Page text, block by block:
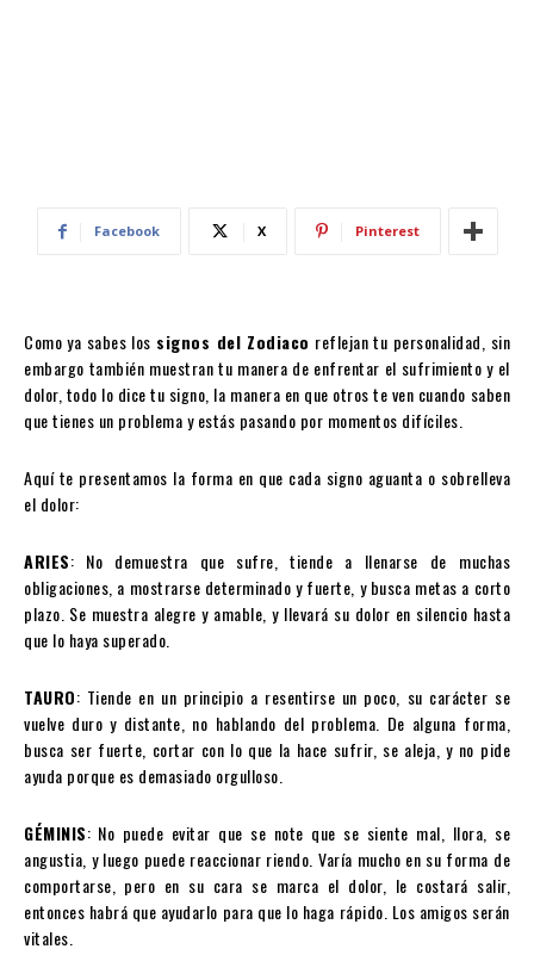
Facebook X Pinterest
Como ya sabes los signos del Zodiaco reflejan tu personalidad, sin
embargo también muestran tu manera de enfrentar el sufrimiento y el
dolor, todo lo dice tu signo, la manera en que otros te ven cuando saben
que tienes un problema y estás pasando por momentos difíciles.
Aquí te presentamos la forma en que cada signo aguanta o sobrelleva
el dolor:
ARIES: No demuestra que sufre, tiende a llenarse de muchas
obligaciones, a mostrarse determinado y fuerte, y busca metas a corto
plazo. Se muestra alegre y amable, y llevará su dolor en silencio hasta
que lo haya superado.
TAURO: Tiende en un principio a resentirse un poco, su carácter se
vuelve duro y distante, no hablando del problema. De alguna forma,
busca ser fuerte, cortar con lo que la hace sufrir, se aleja, y no pide
ayuda porque es demasiado orgulloso.
GÉMINIS: No puede evitar que se note que se siente mal, llora, se
angustia, y luego puede reaccionar riendo. Varía mucho en su forma de
comportarse, pero en su cara se marca el dolor, le costará salir,
entonces habrá que ayudarlo para que lo haga rápido. Los amigos serán
vitales.